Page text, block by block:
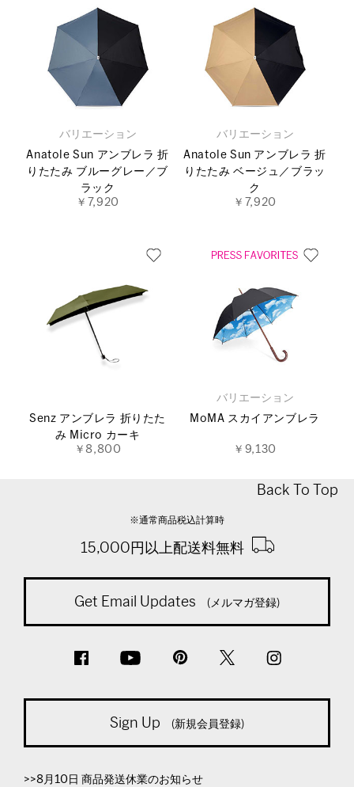
バリエーション
Anatole Sun アンブレラ 折
りたたみ ブルーグレー／ブ
ラック
￥7,920
バリエーション
Anatole Sun アンブレラ 折
りたたみ ベージュ／ブラッ
ク
￥7,920
Senz アンブレラ 折りたた
み Micro カーキ
￥8,800
バリエーション
MoMA スカイアンブレラ
￥9,130
Back To Top
※通常商品税込計算時
15,000円以上配送料無料
Get Email Updates (メルマガ登録)
Sign Up (新規会員登録)
>>8月10日 商品発送休業のお知らせ